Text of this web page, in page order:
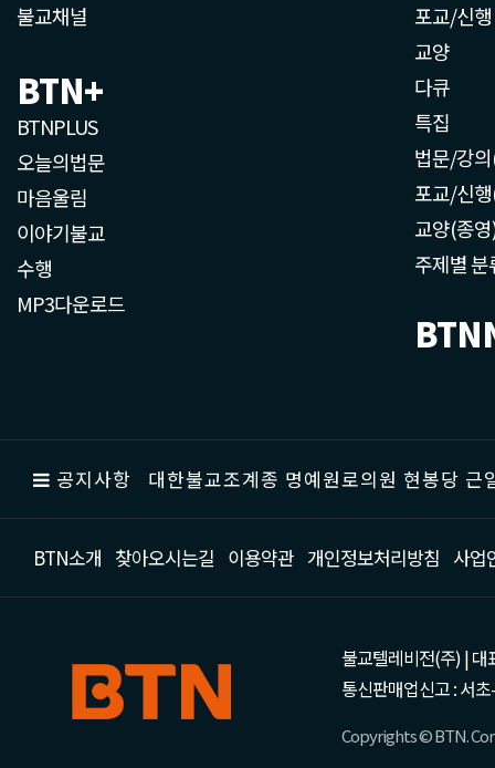
불교채널
BTN+
BTNPLUS
오늘의법문
마음울림
이야기불교
수행
MP3다운로드
포교/신행
교양
다큐
특집
법문/강
포교/신
교양(종
주제별 분
공지사항 대한불교조계종 명예원로의원 현봉당
BTN소개 찾아오시는길 이용약관 개인정보처리방침 사업
불교텔레비전(주) | 대
통신판매업신고 : 서
Copyrights © BTN.